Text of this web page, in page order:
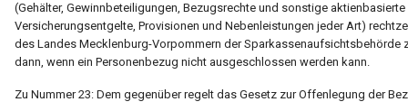
(Gehälter, Gewinnbeteiligungen, Bezugsrechte und sonstige
Versicherungsentgelte, Provisionen und Nebenleistungen jeder Art)
des Landes Mecklenburg-Vorpommern der Sparkassenaufsichtsbehörde
dann, wenn ein Personenbezug nicht ausgeschlossen werden kann.
Zu Nummer 23: Dem gegenüber regelt das Gesetz zur Offenlegung der